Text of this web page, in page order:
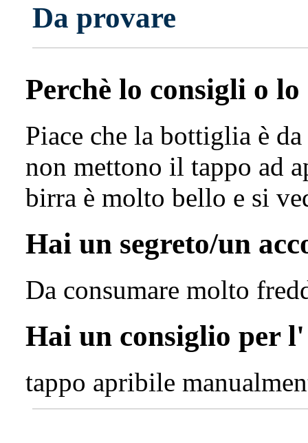
Da provare
Perchè lo consigli o
Piace che la bottiglia è
non mettono il tappo ad
birra è molto bello e si
Hai un segreto/un
Da consumare molto
Hai un consiglio per
tappo apribile